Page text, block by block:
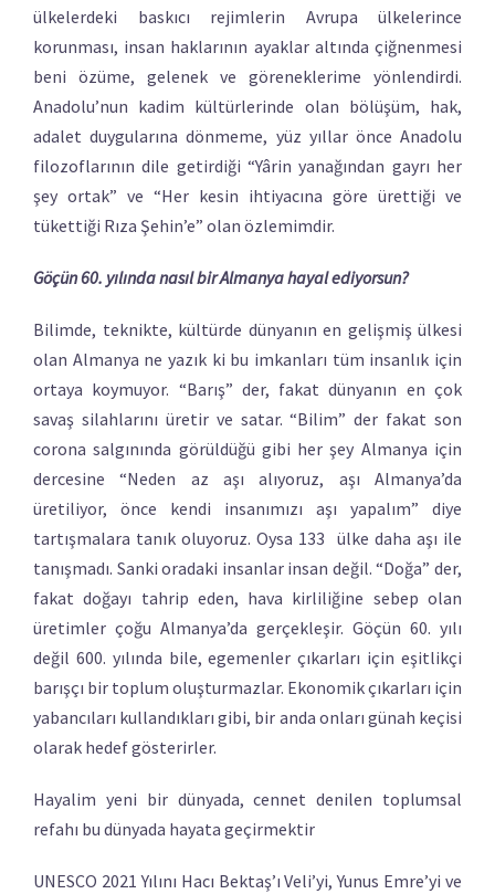
ülkelerdeki baskıcı rejimlerin Avrupa ülkelerince
korunması, insan haklarının ayaklar altında çiğnenmesi
beni özüme, gelenek ve göreneklerime yönlendirdi.
Anadolu’nun kadim kültürlerinde olan bölüşüm, hak,
adalet duygularına dönmeme, yüz yıllar önce Anadolu
filozoflarının dile getirdiği “Yârin yanağından gayrı her
şey ortak” ve “Her kesin ihtiyacına göre ürettiği ve
tükettiği Rıza Şehin’e” olan özlemimdir.
Göçün 60. yılında nasıl bir Almanya hayal ediyorsun?
Bilimde, teknikte, kültürde dünyanın en gelişmiş ülkesi
olan Almanya ne yazık ki bu imkanları tüm insanlık için
ortaya koymuyor. “Barış” der, fakat dünyanın en çok
savaş silahlarını üretir ve satar. “Bilim” der fakat son
corona salgınında görüldüğü gibi her şey Almanya için
dercesine “Neden az aşı alıyoruz, aşı Almanya’da
üretiliyor, önce kendi insanımızı aşı yapalım” diye
tartışmalara tanık oluyoruz. Oysa 133 ülke daha aşı ile
tanışmadı. Sanki oradaki insanlar insan değil. “Doğa” der,
fakat doğayı tahrip eden, hava kirliliğine sebep olan
üretimler çoğu Almanya’da gerçekleşir. Göçün 60. yılı
değil 600. yılında bile, egemenler çıkarları için eşitlikçi
barışçı bir toplum oluşturmazlar. Ekonomik çıkarları için
yabancıları kullandıkları gibi, bir anda onları günah keçisi
olarak hedef gösterirler.
Hayalim yeni bir dünyada, cennet denilen toplumsal
refahı bu dünyada hayata geçirmektir
UNESCO 2021 Yılını Hacı Bektaş’ı Veli’yi, Yunus Emre’yi ve